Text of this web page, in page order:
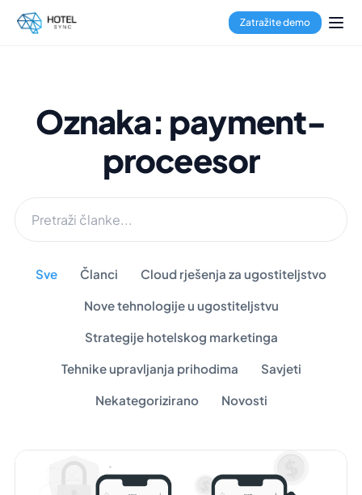
Zatražite demo
Oznaka: payment-
proceesor
Sve Članci Cloud rješenja za ugostiteljstvo
Nove tehnologije u ugostiteljstvu
Strategije hotelskog marketinga
Tehnike upravljanja prihodima Savjeti
Nekategorizirano Novosti